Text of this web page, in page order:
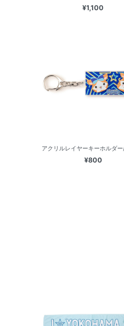
¥1,100
アクリルレイヤーキーホルダ
¥800